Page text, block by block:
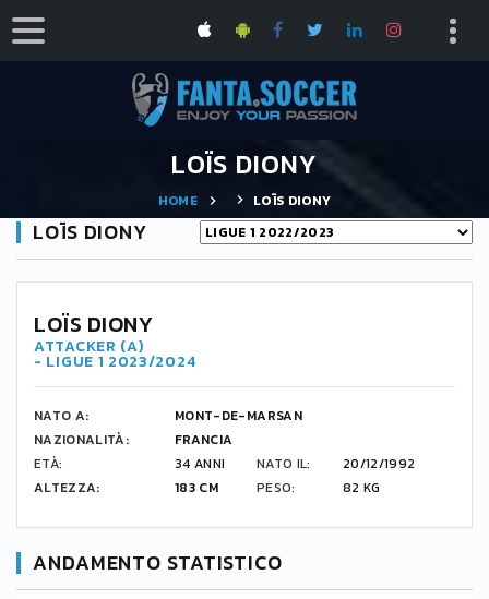
LOÏS DIONY
HOME LOÏS DIONY
LOÏS DIONY
LOÏS DIONY
ATTACKER (A)
- LIGUE 1 2023/2024
NATO A:
MONT-DE-MARSAN
NAZIONALITÀ:
FRANCIA
ETÀ:
34 ANNI NATO IL:
20/12/1992
ALTEZZA:
183 CM PESO: 82 KG
ANDAMENTO STATISTICO